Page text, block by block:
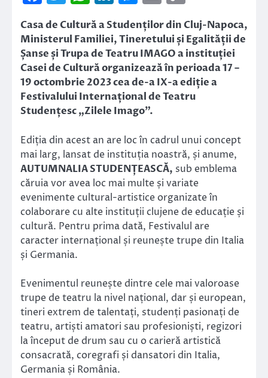
Link
Casa de Cultură a Studenților din Cluj-Napoca,
Ministerul Familiei, Tineretului și Egalității de
Șanse și Trupa de Teatru IMAGO a instituției
Casei de Cultură organizează în perioada 17 –
19 octombrie 2023 cea de-a IX-a ediție a
Festivalului Internațional de Teatru
Studențesc „Zilele Imago”.
Ediția din acest an are loc în cadrul unui concept
mai larg, lansat de instituția noastră, și anume,
AUTUMNALIA STUDENȚEASCĂ, sub emblema
căruia vor avea loc mai multe și variate
evenimente cultural-artistice organizate în
colaborare cu alte instituții clujene de educație și
cultură. Pentru prima dată, Festivalul are
caracter internațional și reunește trupe din Italia
și Germania.
Evenimentul reunește dintre cele mai valoroase
trupe de teatru la nivel național, dar și european,
tineri extrem de talentați, studenți pasionați de
teatru, artiști amatori sau profesioniști, regizori
la început de drum sau cu o carieră artistică
consacrată, coregrafi și dansatori din Italia,
Germania și România.